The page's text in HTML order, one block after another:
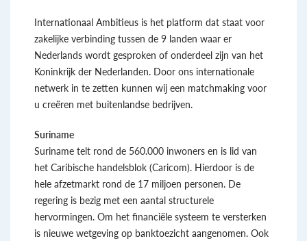
Internationaal Ambitieus is het platform dat staat voor
zakelijke verbinding tussen de 9 landen waar er
Nederlands wordt gesproken of onderdeel zijn van het
Koninkrijk der Nederlanden. Door ons internationale
netwerk in te zetten kunnen wij een matchmaking voor
u creëren met buitenlandse bedrijven.
Suriname
Suriname telt rond de 560.000 inwoners en is lid van
het Caribische handelsblok (Caricom). Hierdoor is de
hele afzetmarkt rond de 17 miljoen personen. De
regering is bezig met een aantal structurele
hervormingen. Om het financiële systeem te versterken
is nieuwe wetgeving op banktoezicht aangenomen. Ook